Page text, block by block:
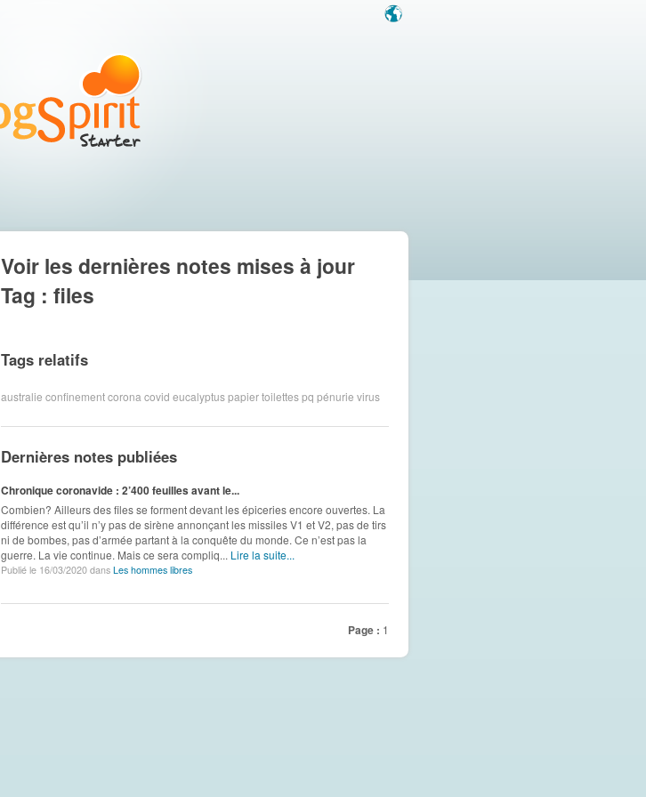
Voir les dernières notes mises à jour
Tag : files
Tags relatifs
australie confinement corona covid eucalyptus papier toilettes pq pénurie virus
Dernières notes publiées
Chronique coronavide : 2’400 feuilles avant le...
Combien? Ailleurs des files se forment devant les épiceries encore ouvertes. La
différence est qu’il n’y pas de sirène annonçant les missiles V1 et V2, pas de tirs
ni de bombes, pas d’armée partant à la conquête du monde. Ce n’est pas la
guerre. La vie continue. Mais ce sera compliq... Lire la suite...
Publié le 16/03/2020 dans Les hommes libres
Page : 1